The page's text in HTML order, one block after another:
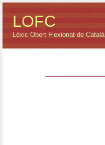
LOFC
Lèxic Obert Flexionat de Català